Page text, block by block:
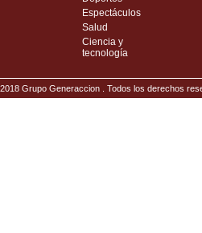
Espectáculos
Salud
Ciencia y
tecnología
2018 Grupo Generaccion . Todos los derechos